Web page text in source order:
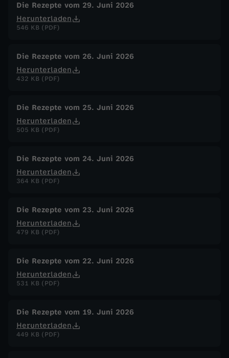
Die Rezepte vom 29. Juni 2026
Herunterladen
546 KB (PDF)
Die Rezepte vom 26. Juni 2026
Herunterladen
432 KB (PDF)
Die Rezepte vom 25. Juni 2026
Herunterladen
505 KB (PDF)
Die Rezepte vom 24. Juni 2026
Herunterladen
364 KB (PDF)
Die Rezepte vom 23. Juni 2026
Herunterladen
479 KB (PDF)
Die Rezepte vom 22. Juni 2026
Herunterladen
531 KB (PDF)
Die Rezepte vom 19. Juni 2026
Herunterladen
449 KB (PDF)